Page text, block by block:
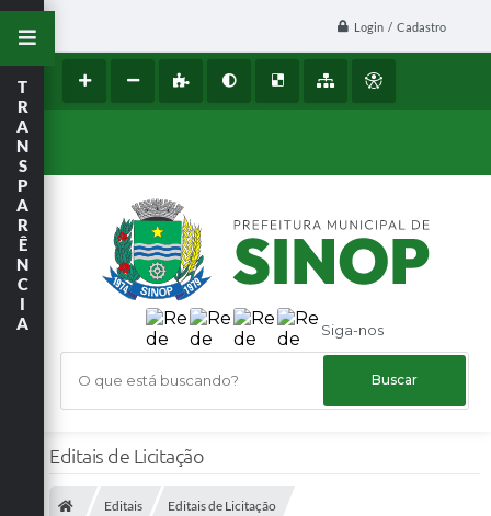
Login / Cadastro
Siga-nos
O que está buscando?
T
R
A
N
S
P
A
R
Ê
N
C
I
A
Editais de Licitação
Editais Editais de Licitação